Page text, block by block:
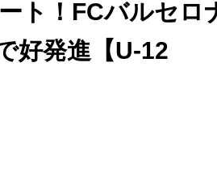
ト！FCバルセロ
好発進【U-12